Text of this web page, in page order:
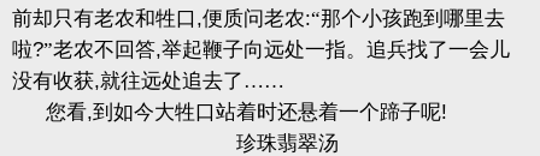
前却只有老农和牲口 ,便质问老农:“那个小孩跑到哪里去
啦?”老农不回答,举起鞭子向远处一指。追兵找了一会儿
没有收获,就往远处追去了……
您看,到如今大牲口站着时还悬着一个蹄子呢!
珍珠翡翠汤